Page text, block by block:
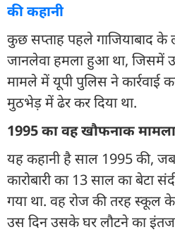
की कहानी
कुछ सप्ताह पहले गाजियाबाद के
जानलेवा हमला हुआ था, जिसमें
मामले में यूपी पुलिस ने कार्रवाई
मुठभेड़ में ढेर कर दिया था.
1995 का वह खौफनाक मामला
यह कहानी है साल 1995 की, जब
कारोबारी का 13 साल का बेटा
गया था. वह रोज की तरह स्कूल
उस दिन उसके घर लौटने का